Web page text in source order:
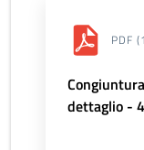
PDF
dettaglio -